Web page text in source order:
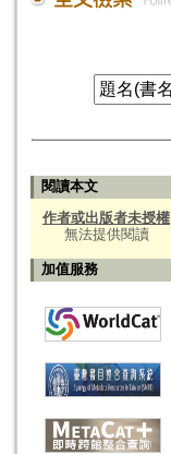
閱讀本文
作者或出版者未授權
無法提供閱讀
加值服務